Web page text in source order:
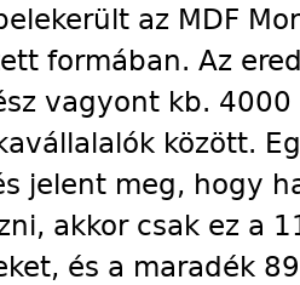
az MDF
formában. Az
vagyont kb.
között.
jelent meg, hogy
akkor csak ez a
és a maradék